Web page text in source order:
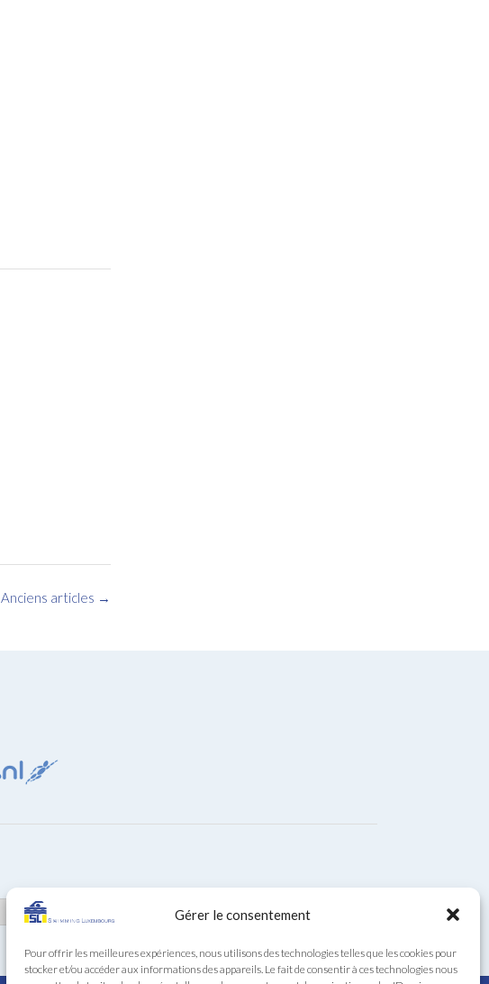
Gérer le consentement
Pour offrir les meilleures expériences, nous utilisons des technologies telles que les cookies pour
stocker et/ou accéder aux informations des appareils. Le fait de consentir à ces technologies nous
Anciens articles →